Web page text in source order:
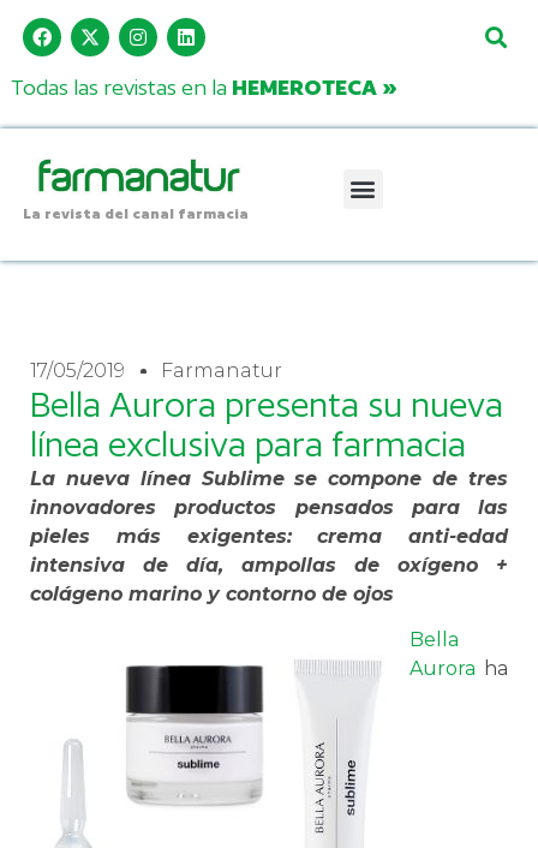
Todas las revistas en la HEMEROTECA »
La revista del canal farmacia
17/05/2019 Farmanatur
Bella Aurora presenta su nueva
línea exclusiva para farmacia
La nueva línea Sublime se compone de tres
innovadores productos pensados para las
pieles más exigentes: crema anti-edad
intensiva de día, ampollas de oxígeno +
colágeno marino y contorno de ojos
Bella
Aurora ha